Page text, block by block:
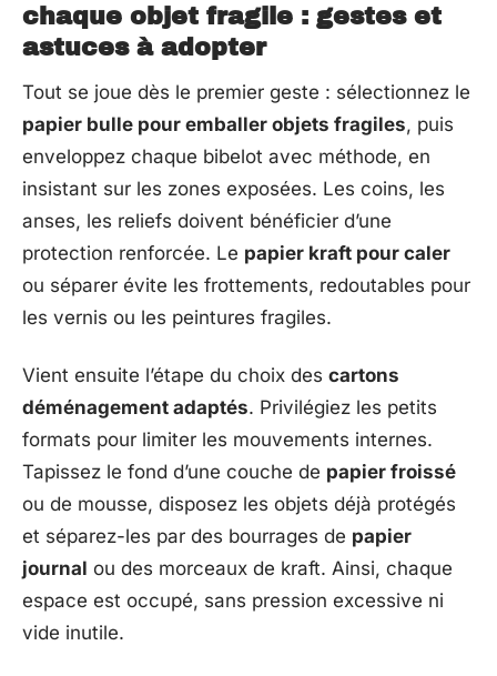
chaque objet fragile : gestes et
astuces à adopter
Tout se joue dès le premier geste : sélectionnez le
papier bulle pour emballer objets fragiles, puis
enveloppez chaque bibelot avec méthode, en
insistant sur les zones exposées. Les coins, les
anses, les reliefs doivent bénéficier d’une
protection renforcée. Le papier kraft pour caler
ou séparer évite les frottements, redoutables pour
les vernis ou les peintures fragiles.
Vient ensuite l’étape du choix des cartons
déménagement adaptés. Privilégiez les petits
formats pour limiter les mouvements internes.
Tapissez le fond d’une couche de papier froissé
ou de mousse, disposez les objets déjà protégés
et séparez-les par des bourrages de papier
journal ou des morceaux de kraft. Ainsi, chaque
espace est occupé, sans pression excessive ni
vide inutile.